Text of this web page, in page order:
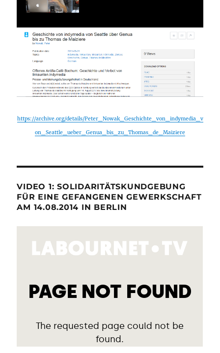
https://archive.org/details/Peter_Nowak_Geschichte_von_indymedia_v
on_Seattle_ueber_Genua_bis_zu_Thomas_de_Maiziere
VIDEO 1: SOLIDARITÄTSKUNDGEBUNG
FÜR EINE GEFANGENEN GEWERKSCHAFT
AM 14.08.2014 IN BERLIN